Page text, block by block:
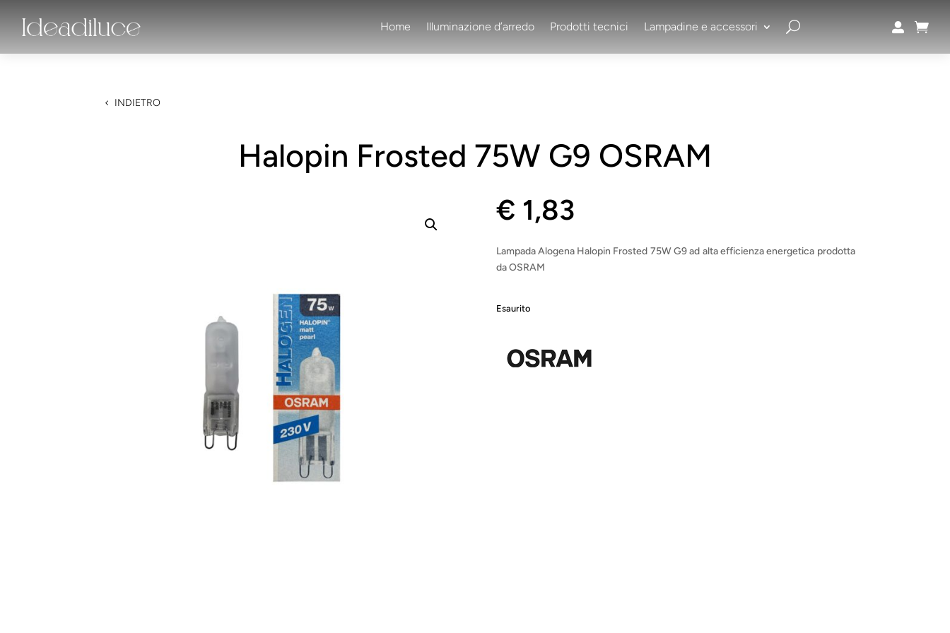
Home Illuminazione d’arredo Prodotti tecnici Lampadine e accessori  
INDIETRO
Halopin Frosted 75W G9 OSRAM
€ 1,83
Lampada Alogena Halopin Frosted 75W G9 ad alta efficienza energetica prodotta
da OSRAM
Esaurito